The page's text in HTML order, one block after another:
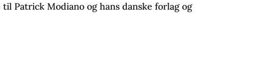
Patrick Modiano og hans danske forlag og